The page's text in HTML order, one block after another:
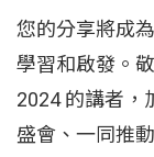
您的分享將成
學習和啟發。
2024 的講者，
盛會、一同推